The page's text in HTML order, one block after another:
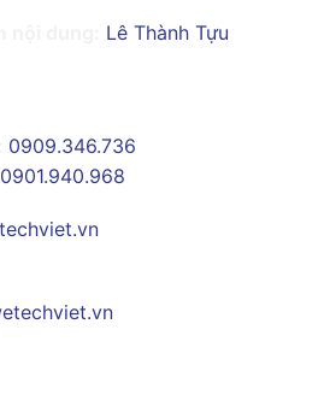
Lê Thành Tựu
0909.346.736
0901.940.968